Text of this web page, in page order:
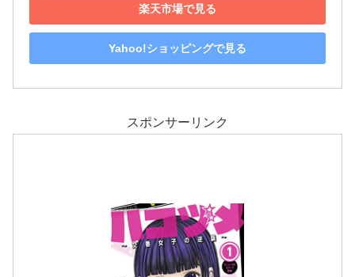
楽天市場で見る
Yahoo!ショッピングで見る
スポンサーリンク